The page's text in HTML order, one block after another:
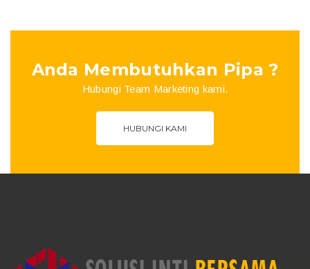
Anda Membutuhkan Pipa ?
Hubungi Team Marketing kami.
HUBUNGI KAMI